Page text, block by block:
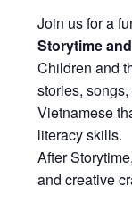
Join us for a
Storytime
Children and
stories,
Vietnamese
literacy skills.
After
and creative